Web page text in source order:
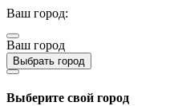
Ваш город:
Ваш город
Выбрать город
Выберите свой город